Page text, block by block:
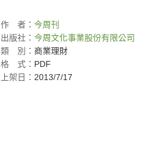
作 者： 今周刊
出版社： 今周文化事業股份有限公司
類
別： 商業理財
格
式： PDF
上架日： 2013/7/17